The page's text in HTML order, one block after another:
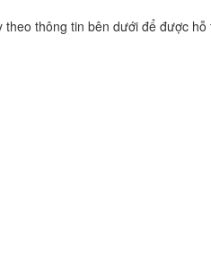
thông tin bên dưới để được hỗ